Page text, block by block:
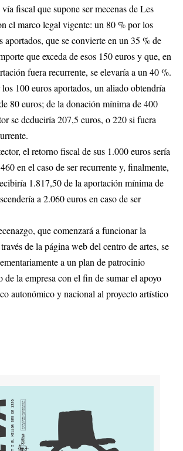
fiscal que supone ser mecenas de Les
el marco legal vigente: un 80 % por los
aportados, que se convierte en un 35 % de
que exceda de esos 150 euros y que, en
fuera recurrente, se elevaría a un 40 %.
100 euros aportados, un aliado obtendría
80 euros; de la donación mínima de 400
se deduciría 207,5 euros, o 220 si fuera
el retorno fiscal de sus 1.000 euros sería
en el caso de ser recurrente y, finalmente,
1.817,50 de la aportación mínima de
a 2.060 euros en caso de ser
que comenzará a funcionar la
de la página web del centro de artes, se
a un plan de patrocinio
de la empresa con el fin de sumar el apoyo
autonómico y nacional al proyecto artístico